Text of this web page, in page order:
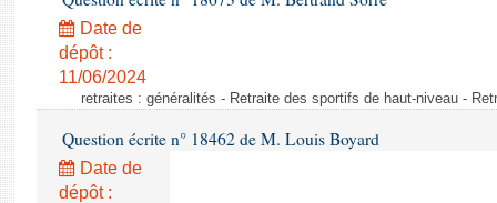
Date de
dépôt :
11/06/2024
retraites : généralités - Retraite des sportifs de haut-niveau -
Question écrite n° 18462 de M. Louis Boyard
Date de
dépôt :